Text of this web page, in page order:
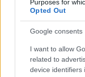
Purposes for
Opted Out
Google consents
I want to allow
related to
device identifiers
18η συνεχόμενη
δεικτών FTSE4Good